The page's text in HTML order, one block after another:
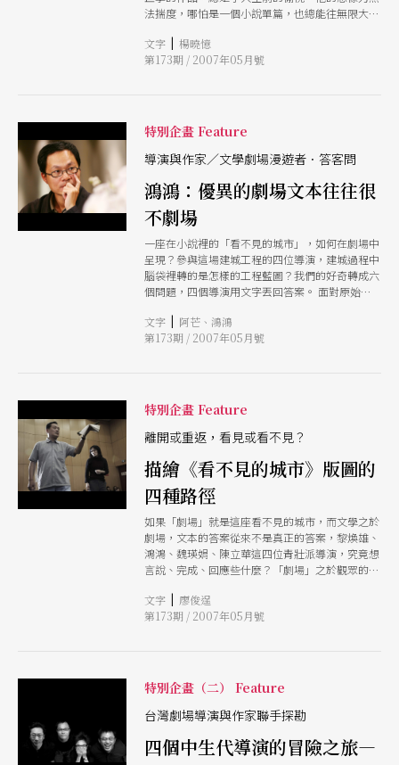
法揣度，哪怕是一個小說單篇，也總能往無限大的
事以馬可波羅與忽必烈大帝的對話為引，開展幅幅
精緻璀璨的城市詩篇、如歌的行板、如炫惑之珠
馬可波羅的奇異經歷，更在其城市走訪的過程中，
一貫的仔細用心與人文關懷。 無庸置疑的，除了
本書絕佳的閱讀經驗而使我興起觀此劇之心外，更
位優異的文壇精銳），兩廳院的製作初衷與用心已
城市與卡爾維諾的文學想像，在這世紀的藝術盛宴
中，上演一場流焰四射的對決。 文字｜楊曉憶 30
歲，天秤座，曾任出版社企劃、記者，現為公共電
視企畫師。無論是舞台劇、現代舞等皆極有興趣，
看表演的頻率約一個月兩次。煮字為藥的城市游離
分子，創作書寫為至死方休的生命實踐。藝術戲劇
是生活必須的營養補給，慰藉瑣碎日常對創作力的
磨蝕敗壞。
文字 | 楊曉憶
第173期 / 2007年05月號
特別企畫 Feature
導演與作家／文學劇場漫遊者．答客問
鴻鴻：優異的劇場文本往往很
不劇場
一座在小說裡的「看不見的城市」，如何在劇場中
呈現？參與這場建城工程的四位導演，建城過程中
腦袋裡轉的是怎樣的工程藍圖？我們的好奇轉成六
個問題，四個導演用文字丟回答案。 面對原始造
參與這場劇場對話？我們讓他們用最擅長的工具文
字來回答。
文字 | 阿芒、鴻鴻
第173期 / 2007年05月號
特別企畫 Feature
離開或重返，看見或看不見？
描繪《看不見的城市》版圖的
四種路徑
如果「劇場」就是這座看不見的城市，而文學之於
劇場，文本的答案從來不是真正的答案，黎煥雄、
鴻鴻、魏瑛娟、陳立華這四位青壯派導演，究竟想
言說、完成、回應些什麼？「劇場」之於觀眾的距
文字 | 廖俊逞
第173期 / 2007年05月號
特別企畫（二） Feature
台灣劇場導演與作家聯手探勘
四個中生代導演的冒險之旅—